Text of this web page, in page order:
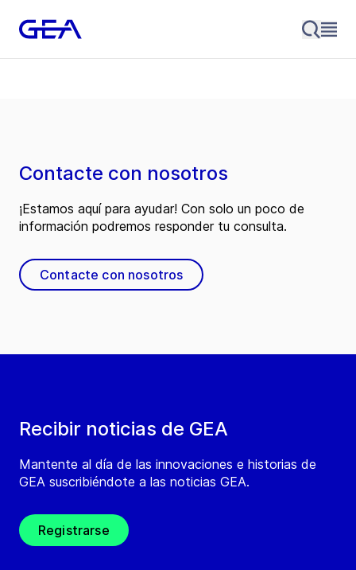
Recibir noticias de GEA
Mantente al día de las innovaciones e historias de
GEA suscribiéndote a las noticias GEA.
Registrarse
Contacte con nosotros
¡Estamos aquí para ayudar! Con solo un poco de
información podremos responder tu consulta.
Contacte con nosotros